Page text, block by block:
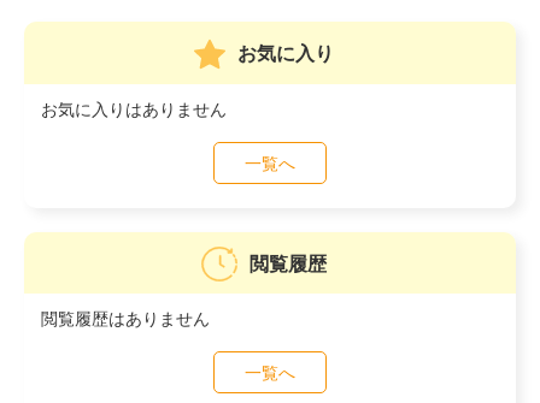
お気に入り
お気に入りはありません
一覧へ
閲覧履歴
閲覧履歴はありません
一覧へ